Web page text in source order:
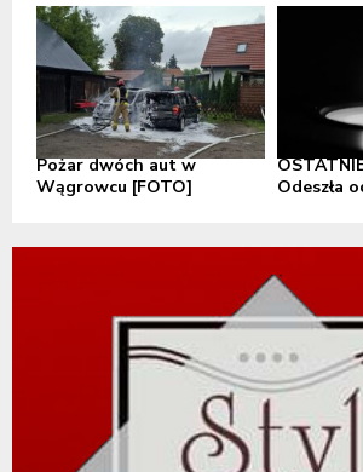
Pożar dwóch aut w
Wągrowcu [FOTO]
Odeszła